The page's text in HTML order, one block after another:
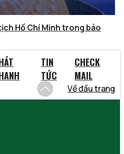
Hồ Chí Minh trong bảo
TIN
TỨC
CHECK
MAIL
Về đầu trang